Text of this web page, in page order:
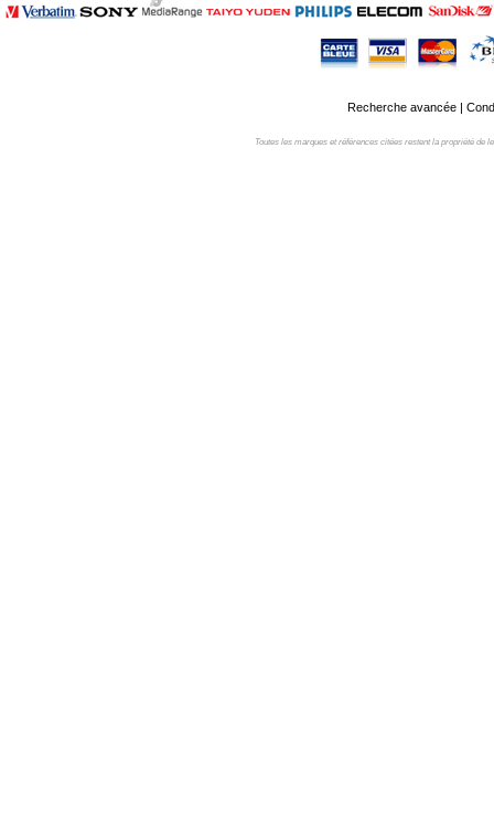
Recherche avancée|
Toutes les marques et références citées restent la propriété de